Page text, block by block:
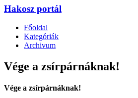
Hakosz portál
Főoldal
Kategóriák
Archivum
Vége a zsírpárnáknak!
Vége a zsírpárnáknak!